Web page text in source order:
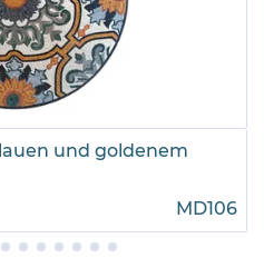
und goldenem
MD106